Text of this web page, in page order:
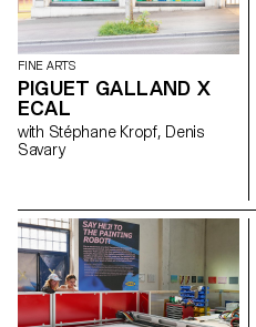
FINE ARTS
PIGUET GALLAND X
ECAL
with Stéphane Kropf, Denis
Savary